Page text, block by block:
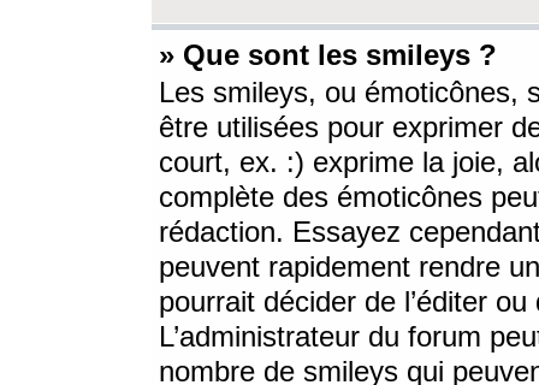
» Que sont les smileys ?
Les smileys, ou émoticônes,
être utilisées pour exprimer
court, ex. :) exprime la joie,
complète des émoticônes
rédaction. Essayez
peuvent rapidement rendre
pourrait décider de l’éditer
L’administrateur du forum
nombre de smileys qui